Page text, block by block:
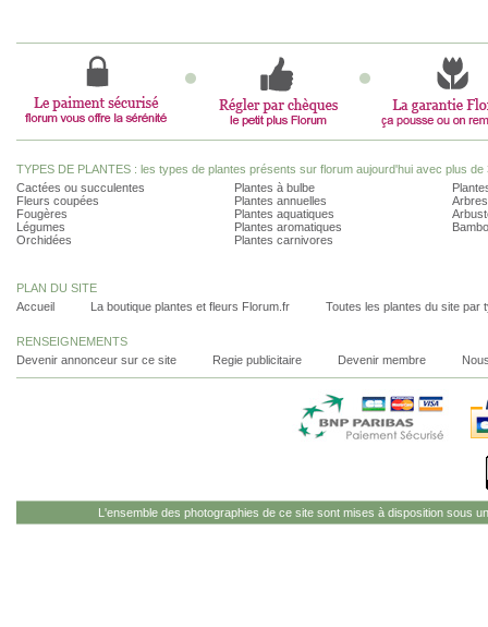
TYPES DE PLANTES : les types de plantes présents sur florum aujourd'hui avec plus de
Cactées ou succulentes
Fleurs coupées
Fougères
Légumes
Orchidées
Plantes à bulbe
Plantes annuelles
Plantes aquatiques
Plantes aromatiques
Plantes carnivores
PLAN DU SITE
Accueil
La boutique plantes et fleurs Florum.fr Toutes les plantes du site par
RENSEIGNEMENTS
Devenir annonceur sur ce site
Regie publicitaire Devenir membre
L'ensemble des photographies de ce site sont mises à disposition sous